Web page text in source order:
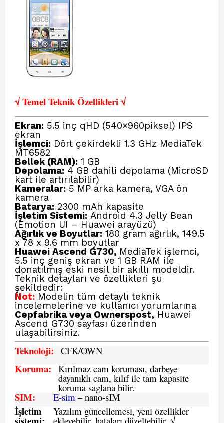
√ Temel Teknik Özellikleri √
Ekran: 5.5 inç qHD (540×960piksel) IPS
ekran
İşlemci: Dört çekirdekli 1.3 GHz MediaTek
MT6582
Bellek (RAM): 1 GB
Depolama: 4 GB dahili depolama (MicroSD
kart ile artırılabilir)
Kameralar: 5 MP arka kamera, VGA ön
kamera
Batarya: 2300 mAh kapasite
İşletim Sistemi: Android 4.3 Jelly Bean
(Emotion UI – Huawei arayüzü)
Ağırlık ve Boyutlar: 180 gram ağırlık, 149.5
x 78 x 9.6 mm boyutlar
Huawei Ascend G730, MediaTek işlemci,
5.5 inç geniş ekran ve 1 GB RAM ile
donatılmış eski nesil bir akıllı modeldir.
Teknik detayları ve özellikleri şu
şekildedir:
Not: Modelin tüm detaylı teknik
incelemelerine ve kullanıcı yorumlarına
Cepfabrika veya Ownerspost, Huawei
Ascend G730 sayfası üzerinden
ulaşabilirsiniz.
Teknoloji: CFK/OWN
Koruma: Kırılmaz cam koruması, darbeye
dayanıklı cam, kılıf ile tam kapasite
koruma saglana bilir.
SIM: E-sim – nano-sIM
İşletim Yazılım güncellemesi, yeni özellikler